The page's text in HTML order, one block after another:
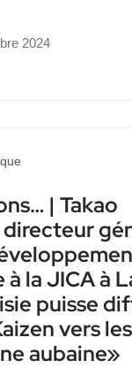
2024
| Takao
la JICA à
puisse
vers
aubaine»